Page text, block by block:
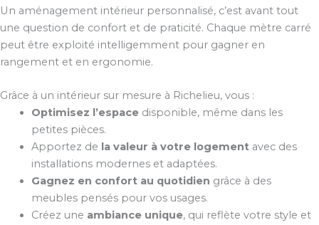
Un aménagement intérieur personnalisé, c’est avant tout
une question de confort et de praticité. Chaque mètre carré
peut être exploité intelligemment pour gagner en
rangement et en ergonomie.
Grâce à un intérieur sur mesure à Richelieu, vous :
Optimisez l’espacedisponible, même dans les
petites pièces.
Apportez de la valeur à votre logementavec des
installations modernes et adaptées.
Gagnez en confort au quotidien grâce à des
meubles pensés pour vos usages.
Créez une ambiance unique, qui reflète votre style et